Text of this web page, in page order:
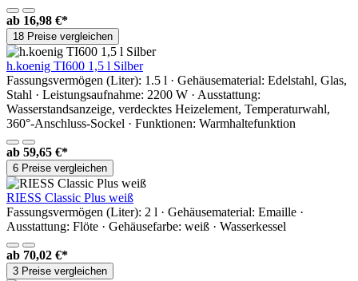
ab 16,98 €*
18 Preise vergleichen
h.koenig TI600 1,5 l Silber
Fassungsvermögen (Liter): 1.5 l · Gehäusematerial: Edelstahl, Glas,
Stahl · Leistungsaufnahme: 2200 W · Ausstattung:
Wasserstandsanzeige, verdecktes Heizelement, Temperaturwahl,
360°-Anschluss-Sockel · Funktionen: Warmhaltefunktion
ab 59,65 €*
6 Preise vergleichen
RIESS Classic Plus weiß
Fassungsvermögen (Liter): 2 l · Gehäusematerial: Emaille ·
Ausstattung: Flöte · Gehäusefarbe: weiß · Wasserkessel
ab 70,02 €*
3 Preise vergleichen